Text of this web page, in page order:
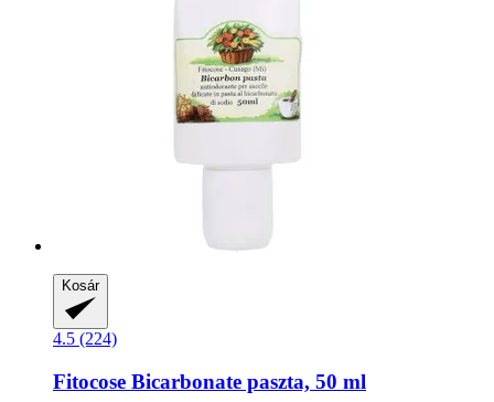
Kosár
4.5 (224)
Fitocose Bicarbonate paszta, 50 ml